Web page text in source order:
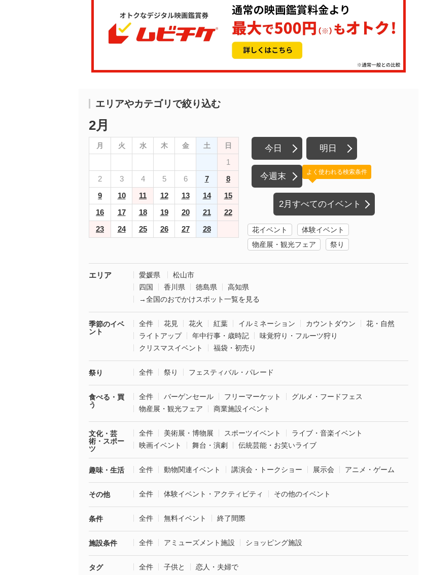
エリアやカテゴリで絞り込む
2月
月 火 水 木 金 土 日
1
2
3 4 5 6 7
8
9
10 11 12 13 14
15
16
17 18 19 20 21
22
23
24 25 26 27 28
今日 明日
今週末
2月すべてのイベント
よく使われる検索条件
花イベント
体験イベント
物産展・観光フェア
祭り
エリア 愛媛県
松山市
四国
香川県 徳島県
高知県
→全国のおでかけスポット一覧を見る
季節のイベ
ント
全件 花見 花火 紅葉 イルミネーション カウントダウン
花・自然
ライトアップ
年中行事・歳時記
味覚狩り・フルーツ狩り
クリスマスイベント
福袋・初売り
祭り 全件 祭り フェスティバル・パレード
食べる・買
う
全件 バーゲンセール フリーマーケット
グルメ・フードフェス
物産展・観光フェア
商業施設イベント
文化・芸
術・スポー
ツ
全件 美術展・博物展 スポーツイベント
ライブ・音楽イベント
映画イベント
舞台・演劇 伝統芸能・お笑いライブ
趣味・生活 全件 動物関連イベント 講演会・トークショー 展示会 アニメ・ゲーム
その他 全件 体験イベント・アクティビティ その他のイベント
条件 全件 無料イベント 終了間際
施設条件 全件 アミューズメント施設 ショッピング施設
タグ 全件 子供と 恋人・夫婦で